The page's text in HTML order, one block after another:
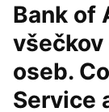
Bank of
všečkov
oseb.
Service